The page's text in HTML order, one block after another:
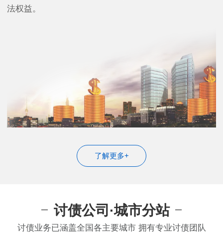
法权益。
了解更多+
讨债公司·城市分站
讨债业务已涵盖全国各主要城市 拥有专业讨债团队